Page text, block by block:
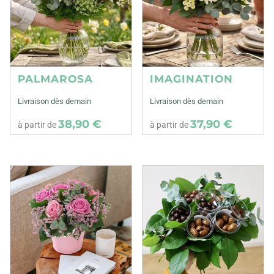
PALMAROSA
Livraison dès demain
à partir de38,90 €
IMAGINATION
Livraison dès demain
à partir de37,90 €